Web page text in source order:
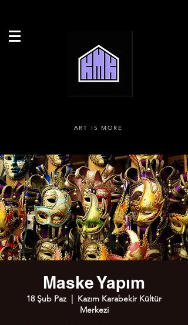
ART IS MORE
Maske Yapım
18 Şub Paz
  |
Kazım Karabekir Kültür
Merkezi